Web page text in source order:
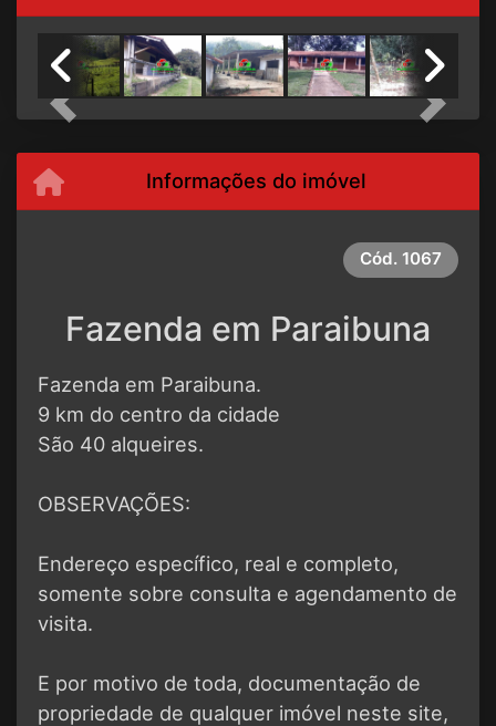
Previous Next
Informações do imóvel
Cód. 1067
Fazenda em Paraibuna
Fazenda em Paraibuna.
9 km do centro da cidade
São 40 alqueires.
OBSERVAÇÕES:
Endereço específico, real e completo,
somente sobre consulta e agendamento de
visita.
E por motivo de toda, documentação de
propriedade de qualquer imóvel neste site,